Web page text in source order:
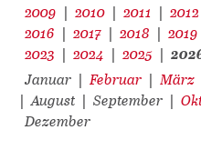
2009 | 2010 | 2011 | 2012
2016 | 2017 | 2018 | 2019
2023 | 2024 | 2025 |
Januar | Februar | März
| August | September |
Dezember